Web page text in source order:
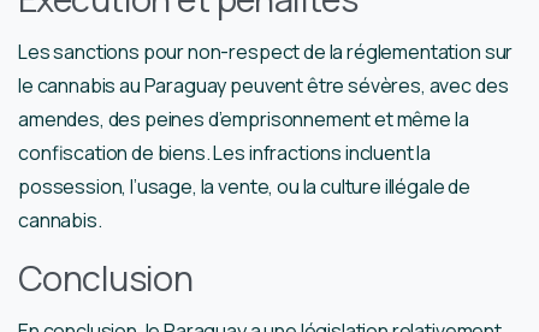
Les sanctions pour non-respect de la réglementation sur
le cannabis au Paraguay peuvent être sévères, avec des
amendes, des peines d’emprisonnement et même la
confiscation de biens. Les infractions incluent la
possession, l’usage, la vente, ou la culture illégale de
cannabis.
Conclusion